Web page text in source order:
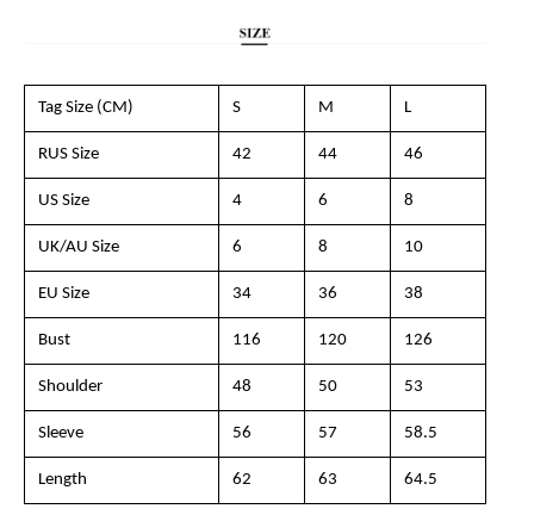
Tag Size (CM) S M L
RUS Size 42 44 46
US Size 4 6 8
UK/AU Size 6 8 10
EU Size 34 36 38
Bust 116 120 126
Shoulder 48 50 53
Sleeve 56 57 58.5
Length 62 63 64.5